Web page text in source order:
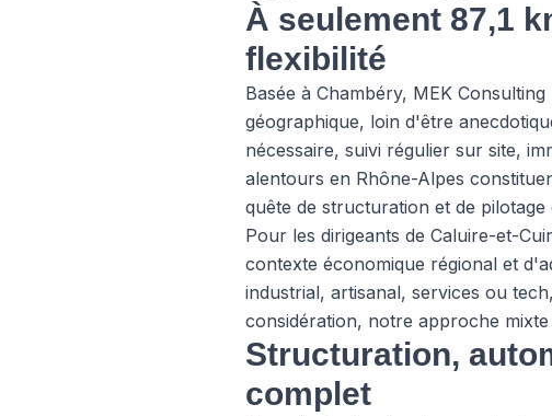
À seulement 87,1
flexibilité
Basée à Chambéry, MEK
géographique, loin d'être
nécessaire, suivi régulier sur site,
alentours en Rhône-Alpes
quête de structuration et de pilotage
Pour les dirigeants de Caluire-et-
contexte économique régional et
industrial, artisanal, services ou
considération, notre approche
Structuration,
complet